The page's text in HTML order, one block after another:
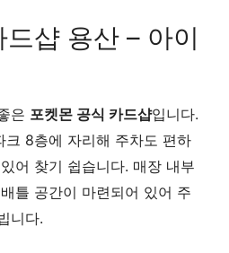
샵 용산 – 아이
은 포켓몬 공식 카드샵입니다.
크 8층에 자리해 주차도 편하
어 찾기 쉽습니다. 매장 내부
틀 공간이 마련되어 있어 주
니다.